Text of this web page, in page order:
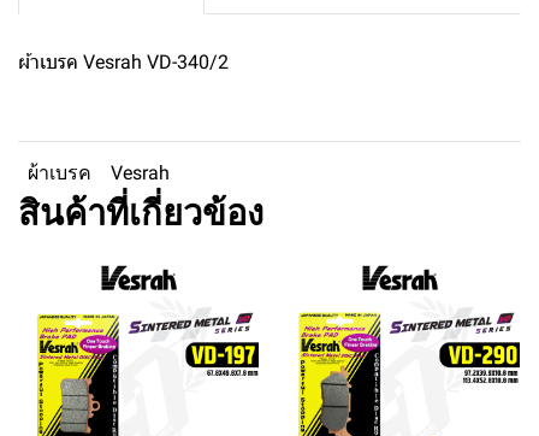
ผ้าเบรค Vesrah VD-340/2
ผ้าเบรค Vesrah
สินค้าที่เกี่ยวข้อง